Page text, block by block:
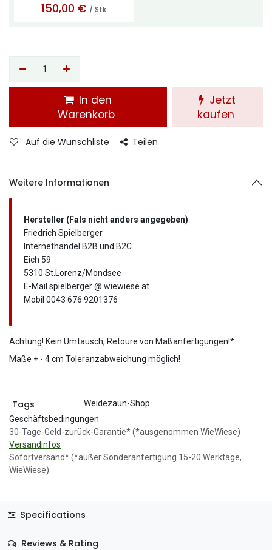
150,00 € / Stk
In den
Warenkorb
Jetzt
kaufen
Auf die Wunschliste Teilen
Weitere Informationen
Hersteller (Fals nicht anders angegeben):
Friedrich Spielberger
Internethandel B2B und B2C
Eich 59
5310 St.Lorenz/Mondsee
E-Mail spielberger @ wiewiese.at
Mobil 0043 676 9201376
Achtung! Kein Umtausch, Retoure von Maßanfertigungen!*
Maße + - 4 cm Toleranzabweichung möglich!
Tags
Weidezaun-Shop
Geschäftsbedingungen
30-Tage-Geld-zurück-Garantie* (*ausgenommen WieWiese)
Versandinfos
Sofortversand* (*außer Sonderanfertigung 15-20 Werktage,
WieWiese)
Specifications
Reviews & Rating